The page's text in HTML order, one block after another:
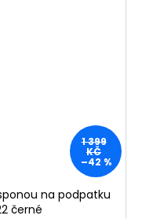
1 399
KČ
–42 %
na podpatku
černé